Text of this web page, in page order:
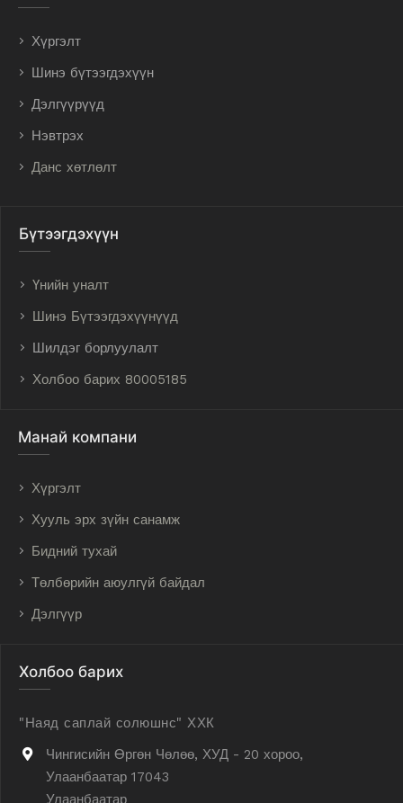
Хүргэлт
Шинэ бүтээгдэхүүн
Дэлгүүрүүд
Нэвтрэх
Данс хөтлөлт
Бүтээгдэхүүн
Үнийн уналт
Шинэ Бүтээгдэхүүнүүд
Шилдэг борлуулалт
Холбоо барих 80005185
Манай компани
Хүргэлт
Хууль эрх зүйн санамж
Бидний тухай
Төлбөрийн аюулгүй байдал
Дэлгүүр
Холбоо барих
"Наяд саплай солюшнс" ХХК
Чингисийн Өргөн Чөлөө, ХУД - 20 хороо,
Улаанбаатар 17043
Улаанбаатар